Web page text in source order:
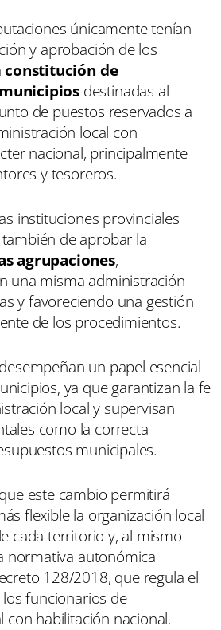
únicamente tenían
y aprobación de los
constitución de
destinadas al
de puestos reservados a
local con
nacional, principalmente
y tesoreros.
instituciones provinciales
de aprobar la
agrupaciones,
una misma administración
y favoreciendo una gestión
de los procedimientos.
un papel esencial
ya que garantizan la fe
local y supervisan
como la correcta
municipales.
este cambio permitirá
flexible la organización local
cada territorio y, al mismo
normativa autonómica
128/2018, que regula el
funcionarios de
con habilitación nacional.